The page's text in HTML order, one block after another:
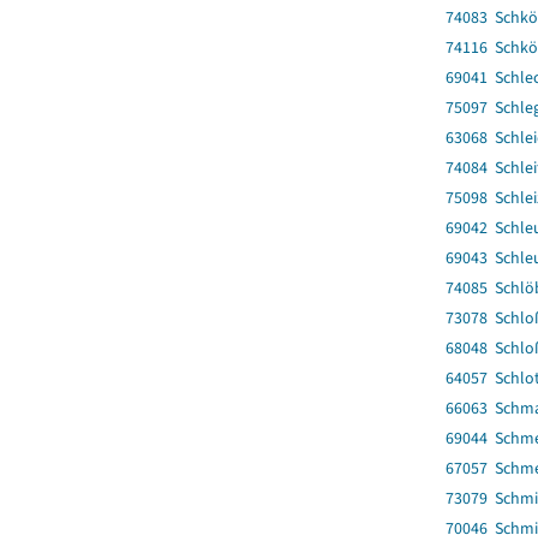
74083
74116
69041
75097
63068
74084
75098
69042
69043
74085
73078
68048
64057
66063
69044
67057
73079
70046